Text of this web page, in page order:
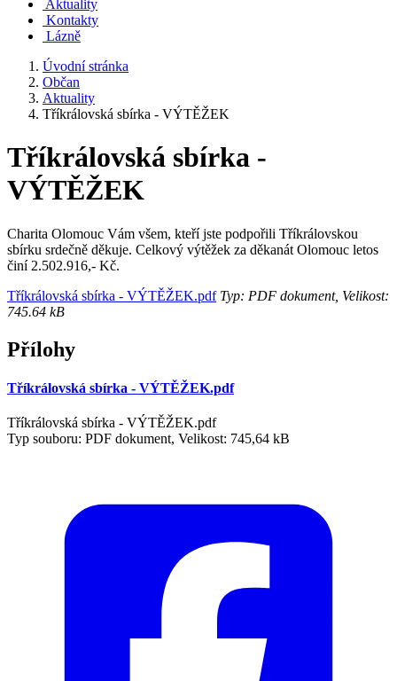
Aktuality
Kontakty
Lázně
Úvodní stránka
Občan
Aktuality
Tříkrálovská sbírka - VÝTĚŽEK
Tříkrálovská sbírka -
VÝTĚŽEK
Charita Olomouc Vám všem, kteří jste podpořili Tříkrálovskou
sbírku srdečně děkuje. Celkový výtěžek za děkanát Olomouc letos
činí 2.502.916,- Kč.
Tříkrálovská sbírka - VÝTĚŽEK.pdfTyp: PDF dokument, Velikost:
745.64 kB
Přílohy
Tříkrálovská sbírka - VÝTĚŽEK.pdf
Tříkrálovská sbírka - VÝTĚŽEK.pdf
Typ souboru: PDF dokument, Velikost: 745,64 kB